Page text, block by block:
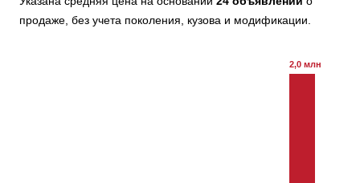
продаже, без учета поколения, кузова и модификации.
2,0 млн